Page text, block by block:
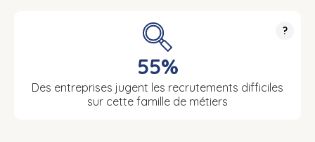
?
55%
Des entreprises jugent les recrutements difficiles
sur cette famille de métiers